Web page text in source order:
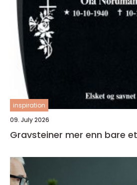
inspiration
09. July 2026
Gravsteiner mer enn